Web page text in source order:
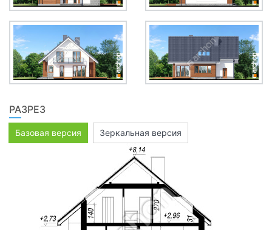
РАЗРЕЗ
Базовая версия Зеркальная версия